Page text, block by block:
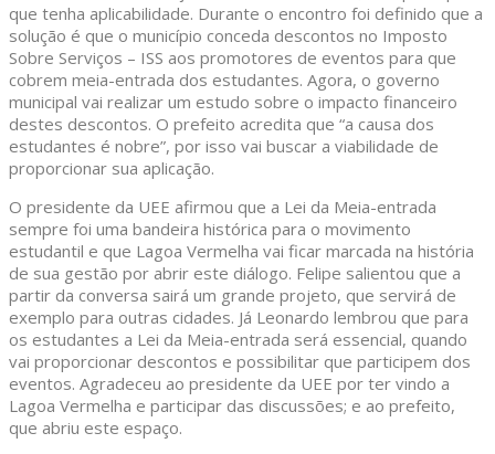
que tenha aplicabilidade. Durante o encontro foi definido que a
solução é que o município conceda descontos no Imposto
Sobre Serviços – ISS aos promotores de eventos para que
cobrem meia-entrada dos estudantes. Agora, o governo
municipal vai realizar um estudo sobre o impacto financeiro
destes descontos. O prefeito acredita que “a causa dos
estudantes é nobre”, por isso vai buscar a viabilidade de
proporcionar sua aplicação.
O presidente da UEE afirmou que a Lei da Meia-entrada
sempre foi uma bandeira histórica para o movimento
estudantil e que Lagoa Vermelha vai ficar marcada na história
de sua gestão por abrir este diálogo. Felipe salientou que a
partir da conversa sairá um grande projeto, que servirá de
exemplo para outras cidades. Já Leonardo lembrou que para
os estudantes a Lei da Meia-entrada será essencial, quando
vai proporcionar descontos e possibilitar que participem dos
eventos. Agradeceu ao presidente da UEE por ter vindo a
Lagoa Vermelha e participar das discussões; e ao prefeito,
que abriu este espaço.